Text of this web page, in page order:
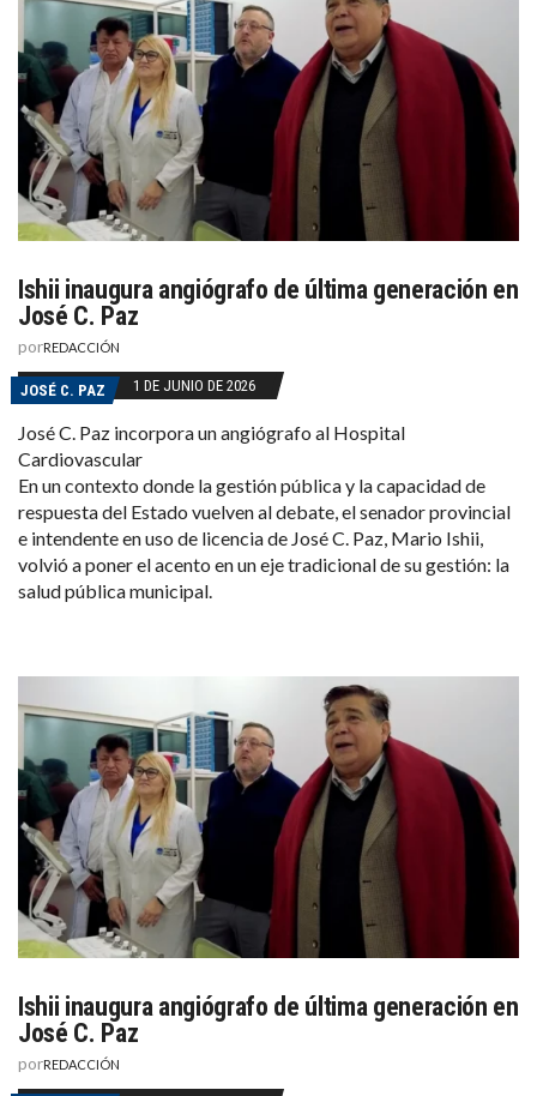
Ishii inaugura angiógrafo de última generación en
José C. Paz
porREDACCIÓN
JOSÉ C. PAZ 1 DE JUNIO DE 2026
José C. Paz incorpora un angiógrafo al Hospital
Cardiovascular
En un contexto donde la gestión pública y la capacidad de
respuesta del Estado vuelven al debate, el senador provincial
e intendente en uso de licencia de José C. Paz, Mario Ishii,
volvió a poner el acento en un eje tradicional de su gestión: la
salud pública municipal.
Ishii inaugura angiógrafo de última generación en
José C. Paz
porREDACCIÓN